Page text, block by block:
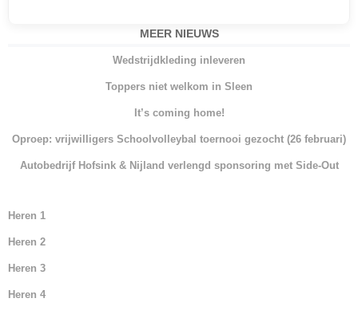
o
k
at
s
A
p
k
e
dI
n
MEER NIEUWS
Wedstrijdkleding inleveren
Toppers niet welkom in Sleen
It’s coming home!
Oproep: vrijwilligers Schoolvolleybal toernooi gezocht (26 februari)
Autobedrijf Hofsink & Nijland verlengd sponsoring met Side-Out
Heren 1
Heren 2
Heren 3
Heren 4